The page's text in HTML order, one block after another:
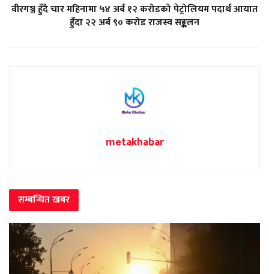
वीरगञ्ज हुँदै चार महिनामा ५४ अर्ब १२ करोडको पेट्रोलियम पदार्थ आयात
हुँदा २२ अर्ब ९० करोड राजस्व सङ्कलन
metakhabar
सम्बन्धितखबर